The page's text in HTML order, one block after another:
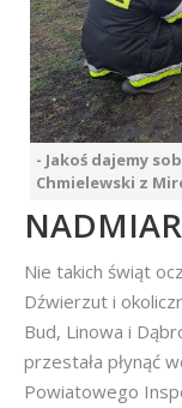
- Jakoś dajemy
Chmielewski z
Nie takich świąt
Dźwierzut i
Bud, Linowa i
przestała płynąć
Powiatowego